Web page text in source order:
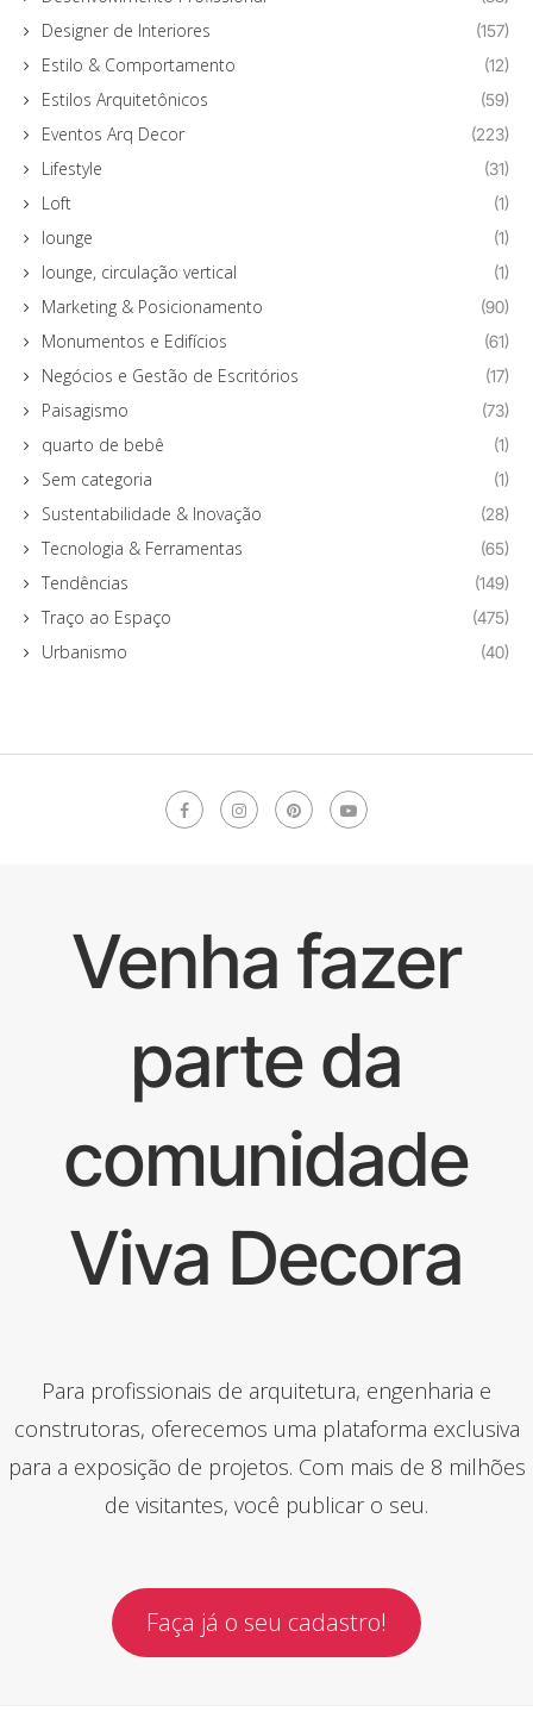
Designer de Interiores (157)
Estilo & Comportamento (12)
Estilos Arquitetônicos (59)
Eventos Arq Decor (223)
Lifestyle (31)
Loft (1)
lounge (1)
lounge, circulação vertical (1)
Marketing & Posicionamento (90)
Monumentos e Edifícios (61)
Negócios e Gestão de Escritórios (17)
Paisagismo (73)
quarto de bebê (1)
Sem categoria (1)
Sustentabilidade & Inovação (28)
Tecnologia & Ferramentas (65)
Tendências (149)
Traço ao Espaço (475)
Urbanismo (40)
Venha fazer
parte da
comunidade
Viva Decora
Para profissionais de arquitetura, engenharia e
construtoras, oferecemos uma plataforma exclusiva
para a exposição de projetos. Com mais de 8 milhões
de visitantes, você publicar o seu.
Faça já o seu cadastro!